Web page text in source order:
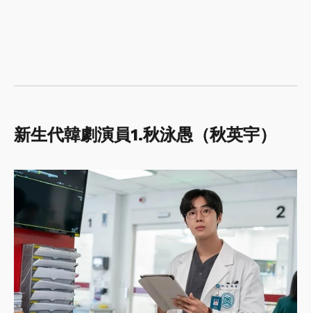
新生代韓劇演員1.秋泳愚（秋英宇）